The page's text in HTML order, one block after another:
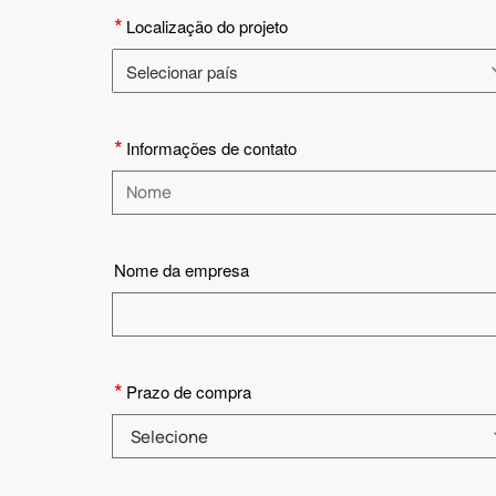
* Localização do projeto
Selecionar país
* Informações de contato
Nome da empresa
* Prazo de compra